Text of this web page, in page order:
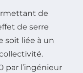
de
de serre
soit liée à un
par l’ingénieur